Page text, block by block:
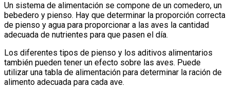
Un sistema de alimentación se compone de un comedero, un
bebedero y pienso. Hay que determinar la proporción correcta
de pienso y agua para proporcionar a las aves la cantidad
adecuada de nutrientes para que pasen el día.
Los diferentes tipos de pienso y los aditivos alimentarios
también pueden tener un efecto sobre las aves. Puede
utilizar una tabla de alimentación para determinar la ración de
alimento adecuada para cada ave.